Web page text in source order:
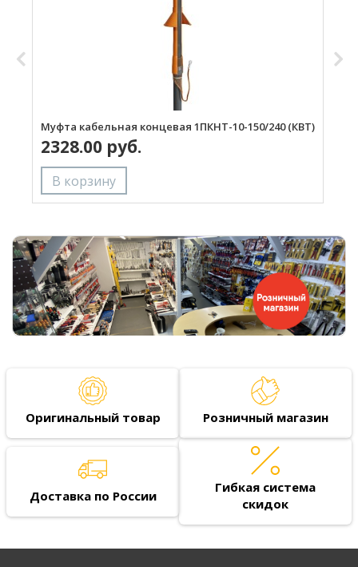
Муфта кабельная концевая 1ПКНТ-10-150/240 (КВТ)
2328.00 руб.
Оригинальный товар Розничный магазин
Доставка по России
Гибкая система
скидок